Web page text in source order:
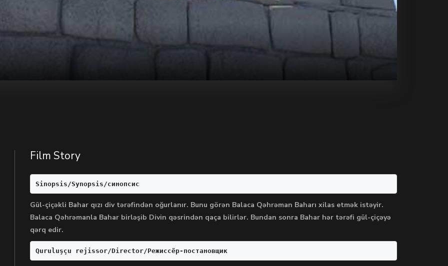
Film Story
Sinopsis/Synopsis/синопсис
Gül-çiçəkli Bahar qızı div tərəfindən oğurlanır. Bunu görən Balaca Qəhrəman Baharı xilas etmək istəyir.
Balaca Qəhrəmanla Bahar birləşib Divin qəsrindən qaça bilirlər. Bundan sonra Bahar hər tərəfi gül-çiçəyə
qərq edir.
Quruluşçu rejissor/Director/Режиссёр-постановщик